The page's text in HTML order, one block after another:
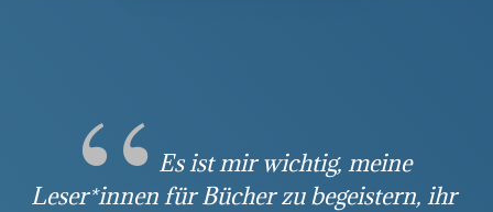
Es ist mir wichtig, meine
Leser*innen für Bücher zu begeistern, ihr